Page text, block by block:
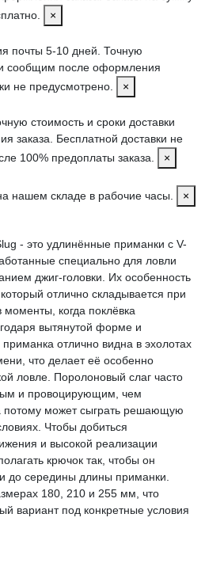
×
почты 5-10 дней. Точную
сообщим после оформления
не предусмотрено.
×
стоимость и сроки доставки
заказа. Бесплатной доставки не
100% предоплаты заказа.
×
нашем складе в рабочие часы.
×
- это удлинённые приманки с V-
специально для ловли
джиг-головки. Их особенность
отлично складывается при
когда поклёвка
вытянутой форме и
отлично видна в эхолотах
что делает её особенно
ловле. Поролоновый слаг часто
и провоцирующим, чем
потому может сыграть решающую
Чтобы добиться
и высокой реализации
крючок так, чтобы он
до середины длины приманки.
180, 210 и 255 мм, что
вариант под конкретные условия